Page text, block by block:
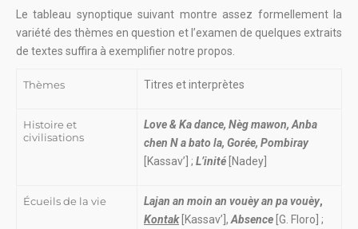
Le tableau synoptique suivant montre assez formellement la
variété des thèmes en question et l’examen de quelques extraits
de textes suffira à exemplifier notre propos.
Thèmes Titres et interprètes
Histoire et
civilisations
Love & Ka dance, Nèg mawon, Anba
chen N a bato la, Gorée, Pombiray
[Kassav’] ; L’inité [Nadey]
Écueils de la vie Lajan an moin an vouèy an pa vouèy,
Kontak[Kassav’], Absence [G. Floro] ;